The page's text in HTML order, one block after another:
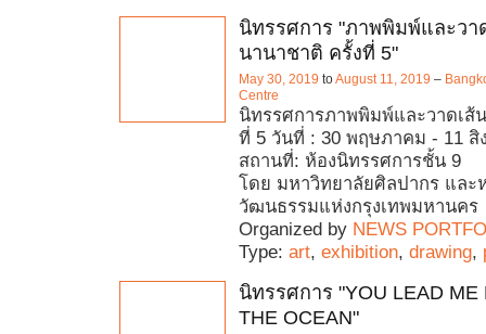
นิทรรศการ "ภาพพิมพ์และวา
นานาชาติ ครั้งที่ 5"
May 30, 2019 toAugust 11, 2019 –
Centre
นิทรรศการภาพพิมพ์และวาดเส้
ที่ 5 วันที่ : 30 พฤษภาคม - 11 สิ
สถานที่: ห้องนิทรรศการชั้น 9
โดย มหาวิทยาลัยศิลปากร และ
วัฒนธรรมแห่งกรุงเทพมหานค
Organized by NEWS
Type: art, exhibition, drawing,
นิทรรศการ "YOU LEAD ME
THE OCEAN"